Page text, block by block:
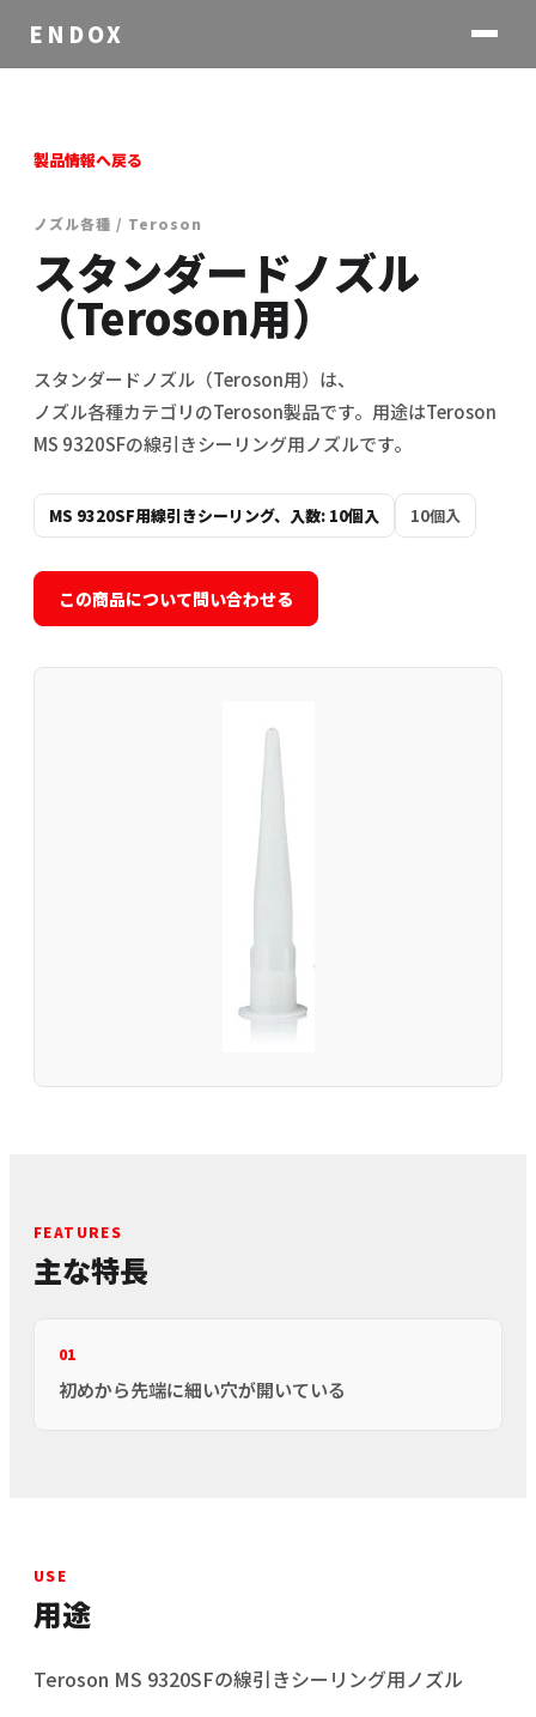
ENDOX
製品情報へ戻る
ノズル各種 / Teroson
スタンダードノズル
（Teroson用）
スタンダードノズル（Teroson用）は、
ノズル各種カテゴリのTeroson製品です。用途はTeroson
MS 9320SFの線引きシーリング用ノズルです。
MS 9320SF用線引きシーリング、入数: 10個入 10個入
この商品について問い合わせる
FEATURES
主な特長
01
初めから先端に細い穴が開いている
USE
用途
Teroson MS 9320SFの線引きシーリング用ノズル